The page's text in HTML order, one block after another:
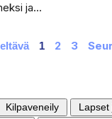
ja...
1 2 3
Kilpaveneily
Lapset